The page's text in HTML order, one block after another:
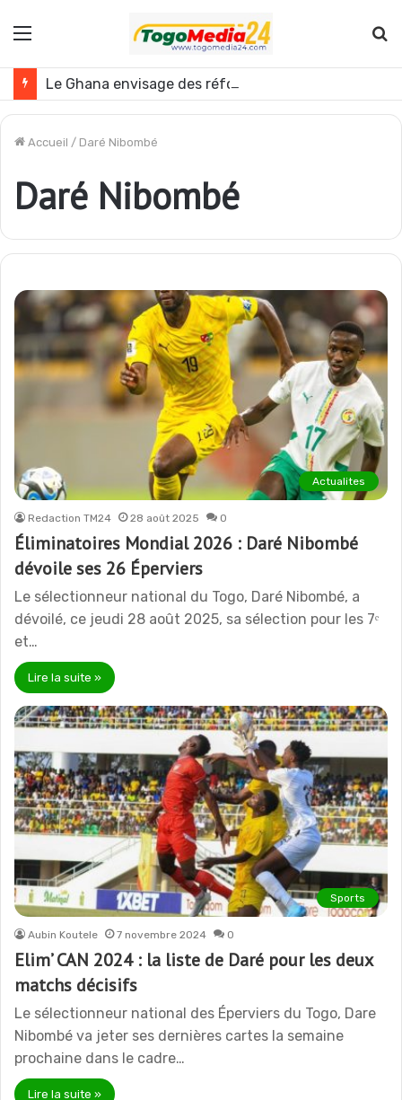
Menu
Le Ghana envisage des réformes politiques
Accueil / Daré Nibombé
Daré Nibombé
Actualites
Redaction TM24 28 août 2025 0
Éliminatoires Mondial 2026 : Daré Nibombé
dévoile ses 26 Éperviers
Le sélectionneur national du Togo, Daré Nibombé, a
dévoilé, ce jeudi 28 août 2025, sa sélection pour les 7ᵉ
et…
Lire la suite »
Sports
Aubin Koutele 7 novembre 2024 0
Elim’ CAN 2024 : la liste de Daré pour les deux
matchs décisifs
Le sélectionneur national des Éperviers du Togo, Dare
Nibombé va jeter ses dernières cartes la semaine
prochaine dans le cadre…
Lire la suite »